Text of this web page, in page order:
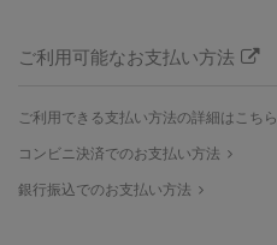
ご利用可能なお支払い方法
ご利用できる支払い方法の詳細はこちら
コンビニ決済でのお支払い方法
銀行振込でのお支払い方法